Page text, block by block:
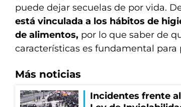
puede dejar secuelas de por vida.
está vinculada a los hábitos de
de alimentos, por lo que saber de
características es fundamental para
Más noticias
Incidentes frente